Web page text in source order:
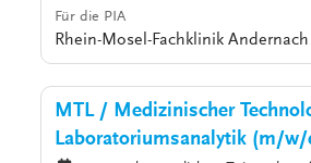
Für die PIA
Rhein-Mosel-Fachklinik Andernach
MTL / Medizinischer
Laboratoriumsanalytik (m/w/